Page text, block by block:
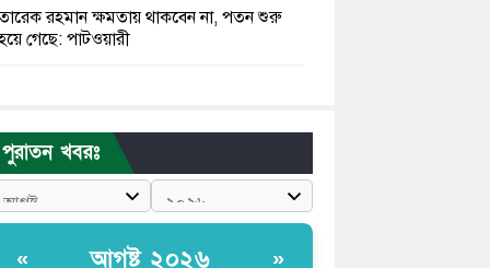
রহমান ক্ষমতায় থাকবেন না, পতন শুরু
গেছে: পাটওয়ারী
জুলাই কোনো শ্রেণি বা গোষ্ঠীর নয়, এটি সর্বস্তরের
ড. ইউনূস
পাইপ মাথায় হেলমেট পড়ে মাঠে যুবদল নেতা
পুরাতন খবরঃ
« আগষ্ট ২০২৬ »